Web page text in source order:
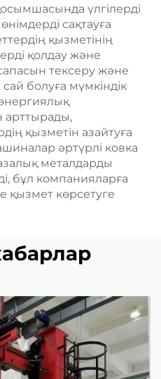
үлгілерді
сақтауға
қызметінің
қолдау және
тексеру және
болуға мүмкіндік
арттырады,
қызметін азайтуға
әртүрлі ковка
металдарды
бұл компанияларға
қызмет көрсетуге